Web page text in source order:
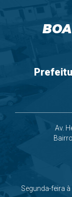
Av.
Segunda-feira